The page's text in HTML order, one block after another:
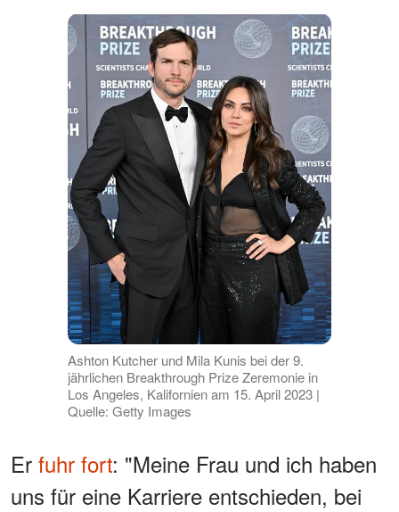
Ashton Kutcher und Mila Kunis bei der 9.
jährlichen Breakthrough Prize Zeremonie in
Los Angeles, Kalifornien am 15. April 2023 |
Quelle: Getty Images
Er fuhr fort: "Meine Frau und ich haben
uns für eine Karriere entschieden, bei